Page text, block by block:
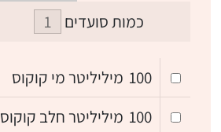
כמות סועדים
100 מיליליטר מי קוקוס
100 מיליליטר חלב קוקוס